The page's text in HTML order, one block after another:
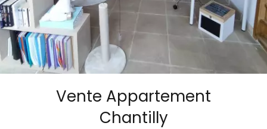
Vente Appartement
Chantilly